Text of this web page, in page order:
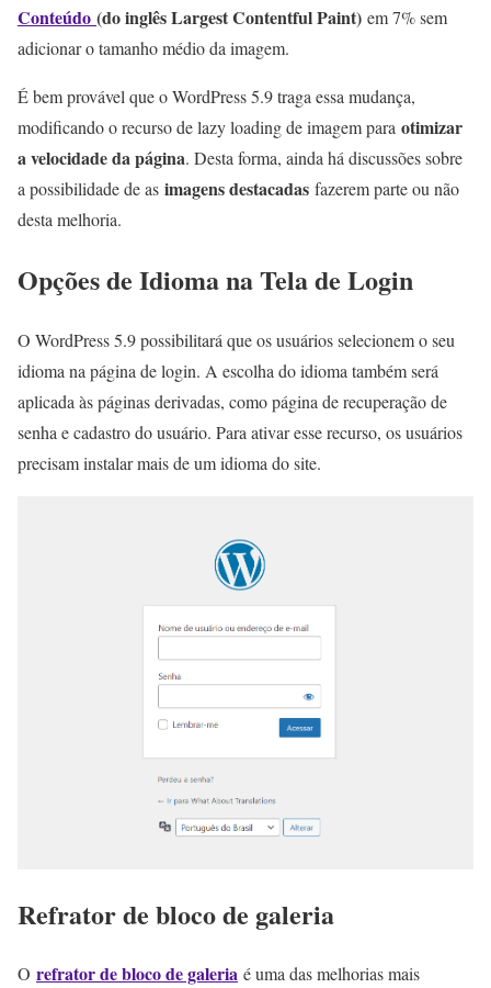
Conteúdo (do inglês Largest Contentful Paint) em 7% sem
adicionar o tamanho médio da imagem.
É bem provável que o WordPress 5.9 traga essa mudança,
modificando o recurso de lazy loading de imagem para otimizar
a velocidade da página. Desta forma, ainda há discussões sobre
a possibilidade de as imagens destacadas fazerem parte ou não
desta melhoria.
Opções de Idioma na Tela de Login
O WordPress 5.9 possibilitará que os usuários selecionem o seu
idioma na página de login. A escolha do idioma também será
aplicada às páginas derivadas, como página de recuperação de
senha e cadastro do usuário. Para ativar esse recurso, os usuários
precisam instalar mais de um idioma do site.
Refrator de bloco de galeria
O refrator de bloco de galeria é uma das melhorias mais